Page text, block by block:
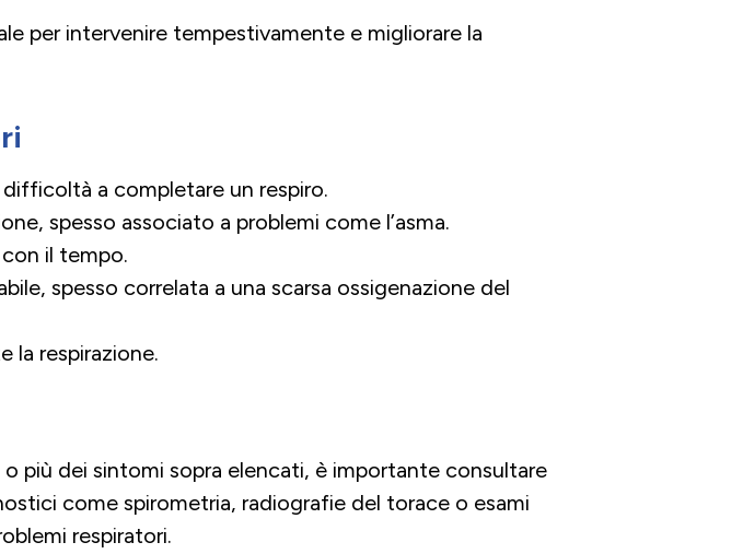
per intervenire tempestivamente e migliorare la
a completare un respiro.
spesso associato a problemi come l’asma.
il tempo.
spesso correlata a una scarsa ossigenazione del
la respirazione.
o più dei sintomi sopra elencati, è importante consultare
come spirometria, radiografie del torace o esami
respiratori.